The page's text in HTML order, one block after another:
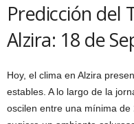
Predicción del
Alzira: 18 de
Hoy, el clima en Alzira
estables. A lo largo de la
oscilen entre una mínima de